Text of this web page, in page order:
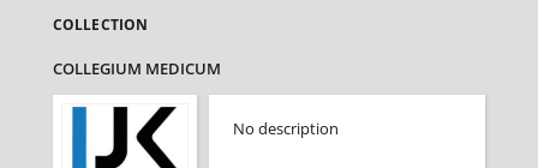
COLLECTION
COLLEGIUM MEDICUM
No description